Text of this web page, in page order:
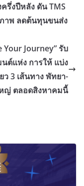
ครึ่งปีหลัง ดัน TMS
าพ ลดต้นทุนขนส่ง
Your Journey” รับ
ต์แห่ง การให้ แบ่ง
3 เส้นทาง พัทยา-
ญ่ ตลอดสิงหาคมนี้